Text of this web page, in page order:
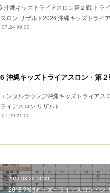
沖縄キッズトライアスロン第２戦 トラ
ロン リザルト2026 沖縄キッズトライ
09:00
沖縄キッズトライアスロン・第
ンタルラウンジ沖縄キッズトライア
イアスロン リザルト
21:00
2018.08.29 14:39
2018 沖縄キッズトライアスロン・シ